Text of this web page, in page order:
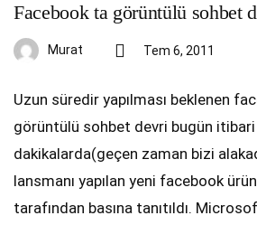
Facebook ta görüntülü sohbet
Murat Tem 6, 2011
Uzun süredir yapılması beklenen
görüntülü sohbet devri bugün itibari
dakikalarda(geçen zaman bizi
lansmanı yapılan yeni facebook
tarafından basına tanıtıldı.